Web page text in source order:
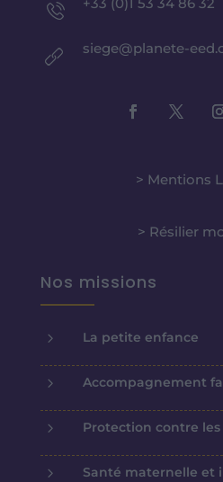
siege@planete-
> Mentions
> Résilier
Nos missions
5 La petite enfance
5 Accompagnement
5 Protection contre les
5 Santé maternelle et